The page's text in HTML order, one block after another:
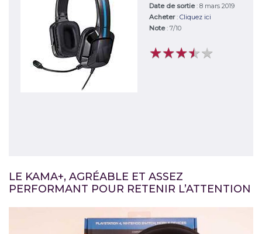
Date de sortie: 8 mars 2019
Acheter: Cliquez ici
Note: 7/10
★★★★★
★★★★★
LE KAMA+, AGRÉABLE ET ASSEZ
PERFORMANT POUR RETENIR L’ATTENTION